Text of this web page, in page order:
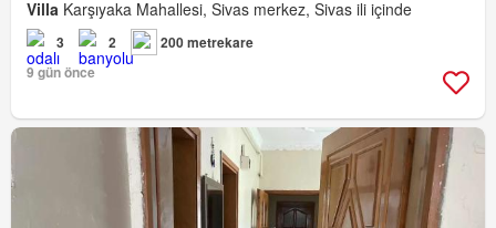
Villa Karşıyaka Mahallesi, Sivas merkez, Sivas ili içinde
3 2
200 metrekare
9 gün önce